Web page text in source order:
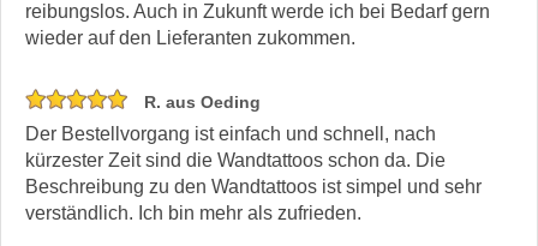
reibungslos. Auch in Zukunft werde ich bei Bedarf gern
wieder auf den Lieferanten zukommen.
R. aus Oeding
Der Bestellvorgang ist einfach und schnell, nach
kürzester Zeit sind die Wandtattoos schon da. Die
Beschreibung zu den Wandtattoos ist simpel und sehr
verständlich. Ich bin mehr als zufrieden.